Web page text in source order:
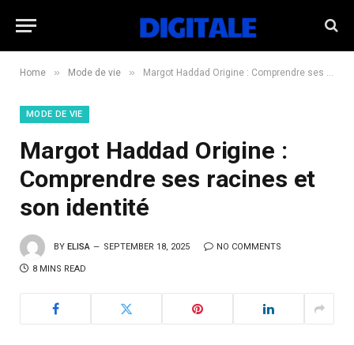
Home » Mode de vie » Margot Haddad Origine : Comprendre ses racines et son identité
MODE DE VIE
Margot Haddad Origine :
Comprendre ses racines et
son identité
BY ELISA SEPTEMBER 18, 2025 NO COMMENTS
8 MINS READ